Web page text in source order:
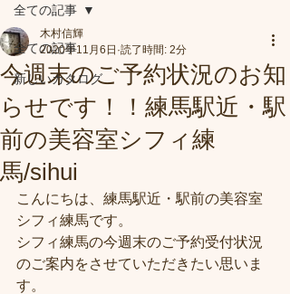
全ての記事
新しいカタログ
全ての記事
今週末のご予約状況のお知
らせです！！練馬駅近・駅
前の美容室シフィ練
馬/sihui
木村信輝
2020年11月6日 読了時間: 2分
こんにちは、練馬駅近・駅前の美容室
シフィ練馬です。
シフィ練馬の今週末のご予約受付状況
のご案内をさせていただきたい思いま
す。